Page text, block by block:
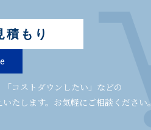
積もり
「コストダウンしたい」などの
たします。お気軽にご相談ください。